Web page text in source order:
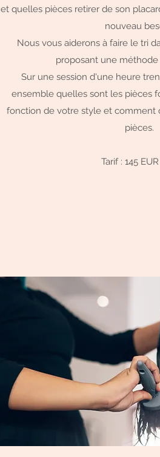
et quelles pièces retirer de son
nouveau
Nous vous aiderons à faire le tri
proposant une méthode
Sur une session d'une heure
ensemble quelles sont les pièces
fonction de votre style et comment
pièces.
Tarif : 145